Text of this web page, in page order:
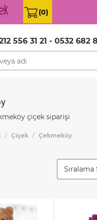
(0)
556 31 21 - 0532 682
çiçek siparişi
Çiçek Çekmeköy